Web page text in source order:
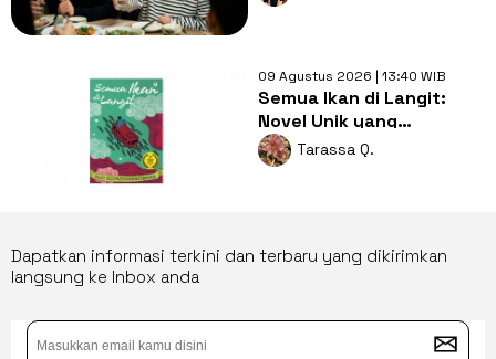
09 Agustus 2026 | 13:40 WIB
Semua Ikan di Langit:
Novel Unik yang
Mengajak Merenungi Arti
Kehidupan
Tarassa Q.
Dapatkan informasi terkini dan terbaru yang dikirimkan
langsung ke Inbox anda